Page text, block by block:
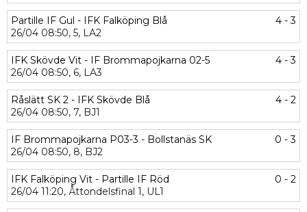
Partille IF Gul - IFK Falköping Blå
4 - 3
26/04 08:50, 5, LA2
IFK Skövde Vit - IF Brommapojkarna 02-5
4 - 3
26/04 08:50, 6, LA3
Råslätt SK 2 - IFK Skövde Blå
4 - 2
26/04 08:50, 7, BJ1
IF Brommapojkarna P03-3 - Bollstanäs SK
0 - 3
26/04 08:50, 8, BJ2
IFK Falköping Vit - Partille IF Röd
0 - 2
26/04 11:20, Åttondelsfinal 1, UL1